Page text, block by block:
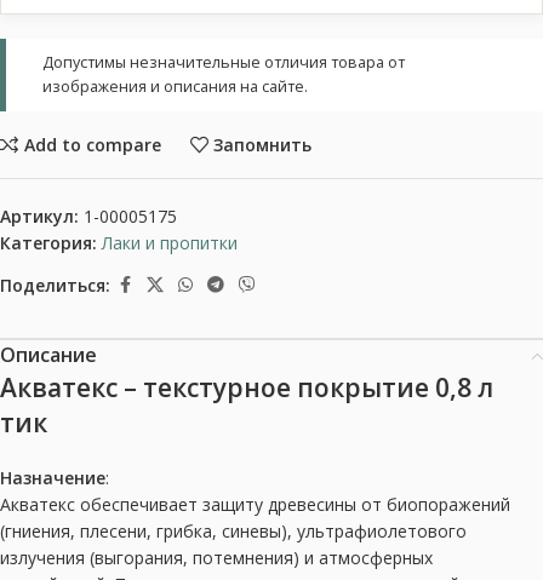
Допустимы незначительные отличия товара от
изображения и описания на сайте.
Add to compare Запомнить
Артикул: 1-00005175
Категория: Лаки и пропитки
Поделиться:
Описание
Акватекс – текстурное покрытие 0,8 л
тик
Назначение:
Акватекс обеспечивает защиту древесины от биопоражений
(гниения, плесени, грибка, синевы), ультрафиолетового
излучения (выгорания, потемнения) и атмосферных